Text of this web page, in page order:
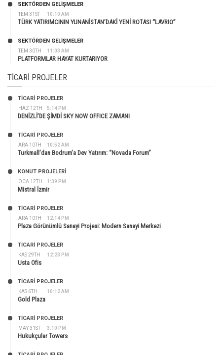
TEM 31ST 10:10 AM
SEKTÖRDEN GELIŞMELER
TÜRK YATIRIMCININ YUNANİSTAN’DAKİ YENİ ROTASI “LAVRIO”
TEM 30TH 11:03 AM
SEKTÖRDEN GELIŞMELER
PLATFORMLAR HAYAT KURTARIYOR
TICARI PROJELER
HAZ 12TH 5:14 PM
TİCARİ PROJELER
DENİZLİ’DE ŞİMDİ SKY NOW OFFICE ZAMANI
ARA 10TH 10:52 AM
TİCARİ PROJELER
Turkmall’dan Bodrum’a Dev Yatırım: “Novada Forum”
OCA 12TH 1:39 PM
KONUT PROJELERI
Mistral İzmir
ARA 10TH 12:14 PM
TİCARİ PROJELER
Plaza Görünümlü Sanayi Projesi: Modern Sanayi Merkezi
KAS 29TH 12:23 PM
TİCARİ PROJELER
Usta Ofis
KAS 6TH 10:12 AM
TİCARİ PROJELER
Gold Plaza
MAY 31ST 3:10 PM
TİCARİ PROJELER
Hukukçular Towers